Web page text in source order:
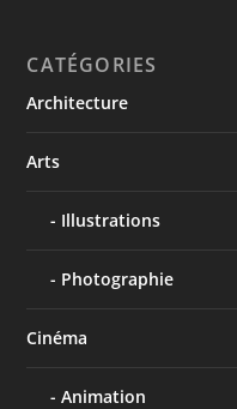
CATÉGORIES
Architecture
Arts
Illustrations
Photographie
Cinéma
Animation